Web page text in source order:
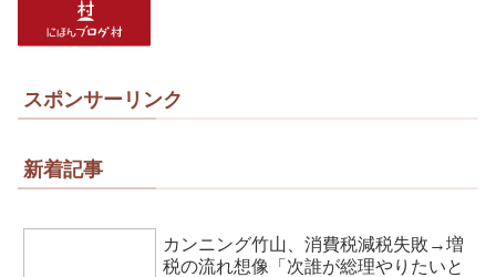
スポンサーリンク
新着記事
カンニング竹山、消費税減税失敗→増
税の流れ想像「次誰が総理やりたいと